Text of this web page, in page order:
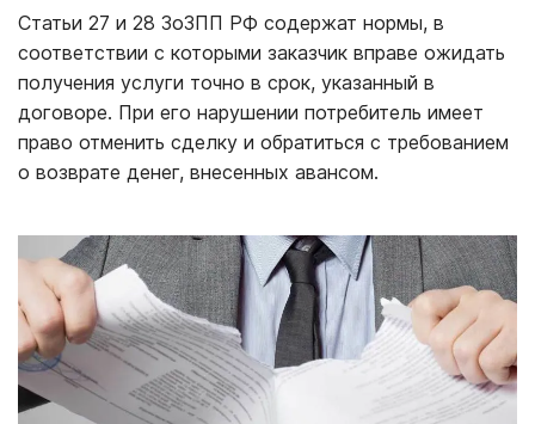
Статьи 27 и 28 ЗоЗПП РФ содержат нормы, в
соответствии с которыми заказчик вправе ожидать
получения услуги точно в срок, указанный в
договоре. При его нарушении потребитель имеет
право отменить сделку и обратиться с требованием
о возврате денег, внесенных авансом.